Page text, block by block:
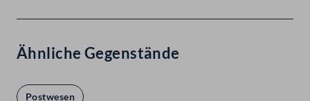
Ähnliche Gegenstände
Postwesen